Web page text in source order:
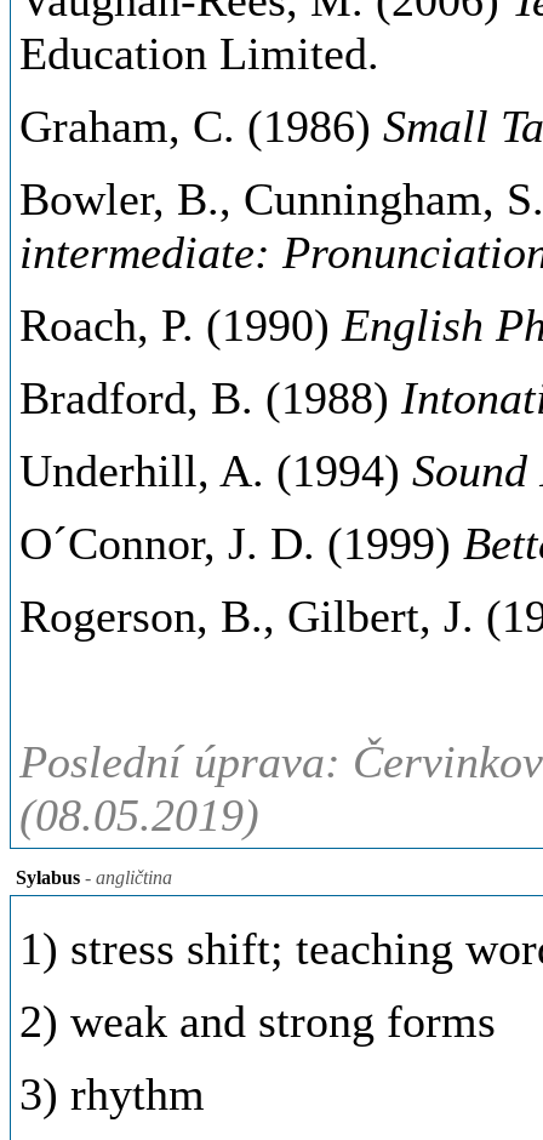
Education Limited.
Graham, C. (1986) Small
Bowler, B., Cunningham,
intermediate:
Roach, P. (1990) English
Bradford, B. (1988)
Underhill, A. (1994)
O´Connor, J. D. (1999)
Rogerson, B., Gilbert, J.
Poslední úprava:
(08.05.2019)
Sylabus - angličtina
1) stress shift; teaching
2) weak and strong forms
3) rhythm